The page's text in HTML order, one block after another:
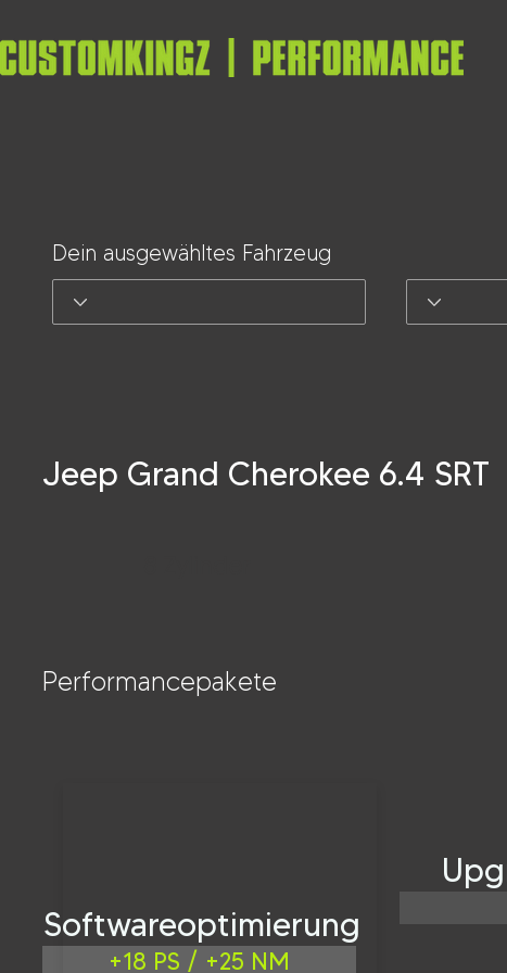
Dein ausgewähltes Fahrzeug
Jeep Grand Cherokee 6.4 SRT
Performancepakete
Softwareoptimierung
+18 PS / +25 NM